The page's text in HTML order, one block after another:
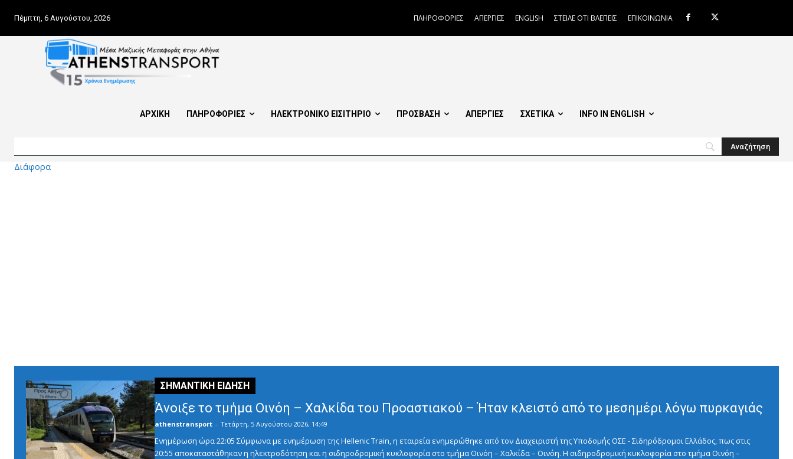
Πέμπτη, 6 Αυγούστου, 2026 ΠΛΗΡΟΦΟΡΙΕΣ ΑΠΕΡΓΙΕΣ ENGLISH ΣΤΕΙΛΕ ΟΤΙ ΒΛΕΠΕΙΣ ΕΠΙΚΟΙΝΩΝΙΑ
ΑΡΧΙΚΗ ΠΛΗΡΟΦΟΡΙΕΣ ΗΛΕΚΤΡΟΝΙΚΟ ΕΙΣΙΤΗΡΙΟ ΠΡΟΣΒΑΣΗ ΑΠΕΡΓΙΕΣ ΣΧΕΤΙΚΑ INFO IN ENGLISH
Διάφορα
Άνοιξε το τμήμα Οινόη – Χαλκίδα του Προαστιακού – Ήταν κλειστό από το μεσημέρι λόγω πυρκαγιάς
athenstransport - Τετάρτη, 5 Αυγούστου 2026, 14:49
Ενημέρωση ώρα 22:05 Σύμφωνα με ενημέρωση της Hellenic Train, η εταιρεία ενημερώθηκε από τον Διαχειριστή της Υποδομής ΟΣΕ - Σιδηρόδρομοι Ελλάδος, πως στις
20:55 αποκαταστάθηκαν η ηλεκτροδότηση και η σιδηροδρομική κυκλοφορία στο τμήμα Οινόη – Χαλκίδα – Οινόη. Η σιδηροδρομική κυκλοφορία στο τμήμα Οινόη –